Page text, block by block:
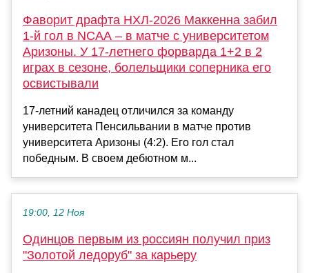
Фаворит драфта НХЛ-2026 Маккенна забил
1-й гол в NCAA – в матче с университетом
Аризоны. У 17-летнего форварда 1+2 в 2
играх в сезоне, болельщики соперника его
освистывали
17-летний канадец отличился за команду
университета Пенсильвании в матче против
университета Аризоны (4:2). Его гол стал
победным. В своем дебютном м...
19:00, 12 Ноя
Одинцов первым из россиян получил приз
"Золотой ледоруб" за карьеру